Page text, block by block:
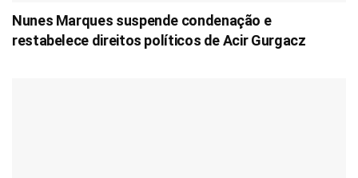
Nunes Marques suspende condenação e
restabelece direitos políticos de Acir Gurgacz